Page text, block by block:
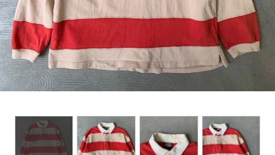
TOPS
OUTER WEAR
BOTTOMS
DESIGNERS ARCHIVES